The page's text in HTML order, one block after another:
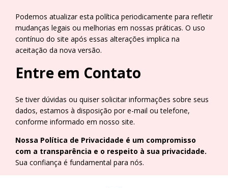
Podemos atualizar esta política periodicamente para refletir
mudanças legais ou melhorias em nossas práticas. O uso
contínuo do site após essas alterações implica na
aceitação da nova versão.
Entre em Contato
Se tiver dúvidas ou quiser solicitar informações sobre seus
dados, estamos à disposição por e-mail ou telefone,
conforme informado em nosso site.
Nossa Política de Privacidade é um compromisso
com a transparência e o respeito à sua privacidade.
Sua confiança é fundamental para nós.